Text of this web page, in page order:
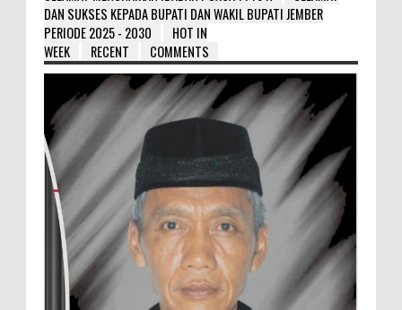
DAN SUKSES KEPADA BUPATI DAN WAKIL BUPATI JEMBER
PERIODE 2025 - 2030
HOT IN
WEEK
RECENT COMMENTS